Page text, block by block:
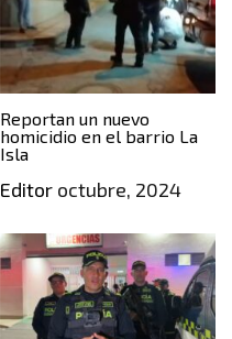
Reportan un nuevo
homicidio en el barrio La
Isla
Editoroctubre, 2024